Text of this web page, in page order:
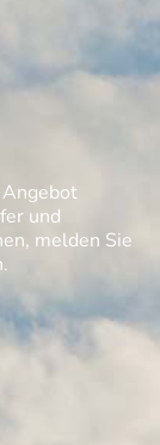
und
melden Sie